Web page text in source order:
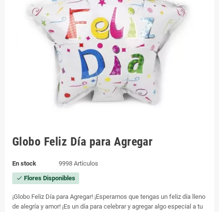
Globo Feliz Día para Agregar
En stock 9998 Artículos
check Flores Disponibles
¡Globo Feliz Día para Agregar! ¡Esperamos que tengas un feliz día lleno
de alegría y amor! ¡Es un día para celebrar y agregar algo especial a tu